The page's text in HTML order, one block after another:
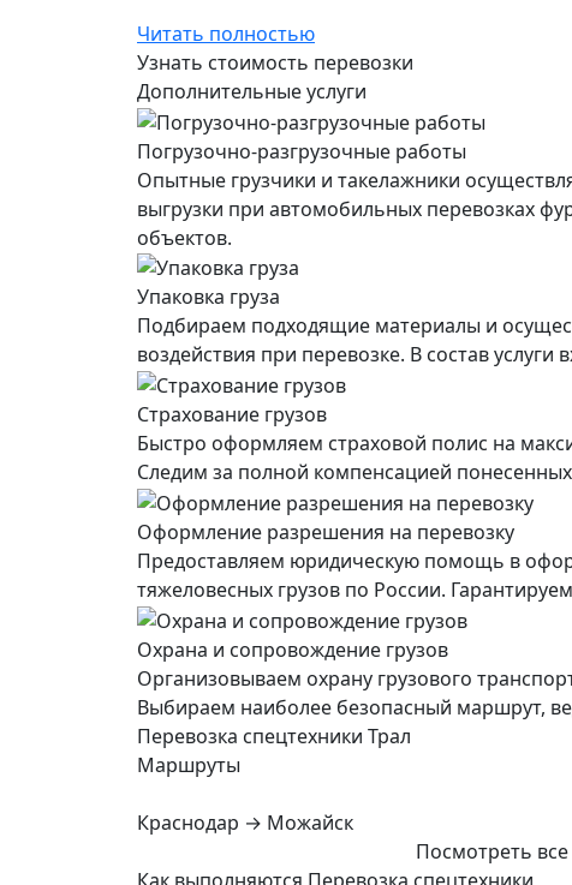
Читать полностью
Узнать стоимость перевозки
Дополнительные услуги
Погрузочно-разгрузочные работы
Опытные грузчики и такелажники
выгрузки при автомобильных перевозках
объектов.
Упаковка груза
Подбираем подходящие материалы и
воздействия при перевозке. В состав
Страхование грузов
Быстро оформляем страховой полис на
Следим за полной компенсацией
Оформление разрешения на перевозку
Предоставляем юридическую помощь в
тяжеловесных грузов по России.
Охрана и сопровождение грузов
Организовываем охрану грузового
Выбираем наиболее безопасный маршрут,
Перевозка спецтехники Трал
Маршруты
Краснодар → Можайск
Посмотреть все
Как выполняются Перевозка спецтехники